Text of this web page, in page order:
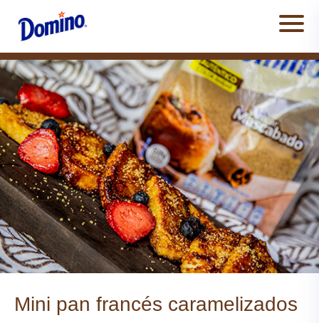
Mini pan francés caramelizados